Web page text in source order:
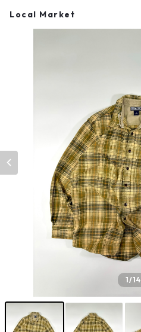
Local Market
1/14